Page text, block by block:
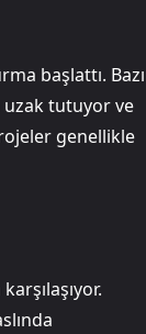
başlattı. Bazı
uzak tutuyor ve
genellikle